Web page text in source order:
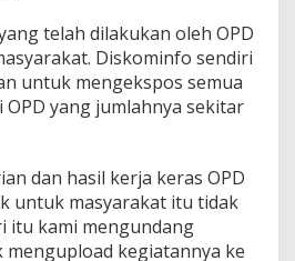
telah dilakukan oleh OPD
Diskominfo sendiri
untuk mengekspos semua
OPD yang jumlahnya sekitar
dan hasil kerja keras OPD
untuk masyarakat itu tidak
itu kami mengundang
kegiatannya ke